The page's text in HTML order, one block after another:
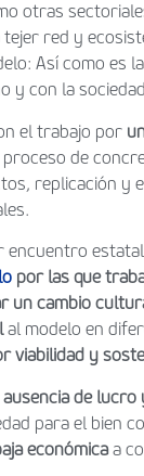
otras
tejer red y
Así como es
y con la
el trabajo por
proceso de
replicación y
por las que
un cambio
al modelo en
viabilidad y
ausencia de lucro
para el bien
económicaa